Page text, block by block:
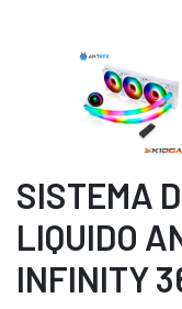
SISTEMA
LIQUIDO
INFINITY